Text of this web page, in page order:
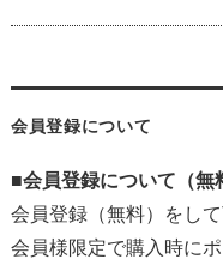
会員登録について
■会員登録について（無
会員登録（無料）をし
会員様限定で購入時に